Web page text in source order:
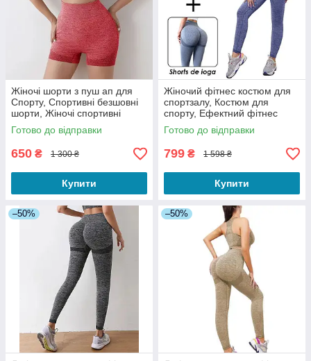
Жіночі шорти з пуш ап для
Спорту, Спортивні безшовні
шорти, Жіночі спортивні
короткі шорти
Готово до відправки
650 ₴ 1 300 ₴
Купити
Жіночий фітнес костюм для
спортзалу, Костюм для
спорту, Ефектний фітнес
костюм, Костюм для фітнесу
2в1
Готово до відправки
799 ₴ 1 598 ₴
Купити
–50% –50%